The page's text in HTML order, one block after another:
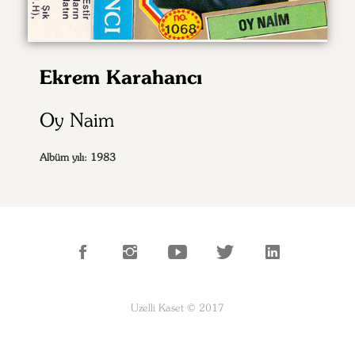
Ekrem Karahancı
Oy Naim
Albüm yılı: 1983
Uzelli Kaset © 2017